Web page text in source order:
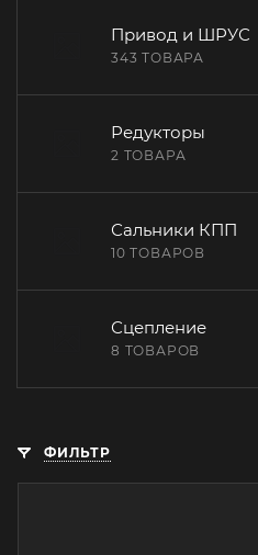
Привод и ШРУС
343 ТОВАРА
Редукторы
2 ТОВАРА
Сальники КПП
10 ТОВАРОВ
Сцепление
8 ТОВАРОВ
ФИЛЬТР